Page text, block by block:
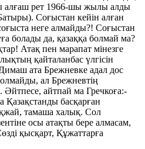
алғаш рет 1966-шы жылы алды
Соғыстан кейін алған
неге алмайды?! Соғыстан
болады да, қазаққа болмай ма?
Атақ пен марапат мінезге
қайталанбас үлгісін
Димаш ата Брежневке адал дос
ал Брежневтің
айтпай ма Гречкоға:-
басқарған
тамаша халық. Сол
осы атақты бере алмасам,
қысқарт, Құжаттарға